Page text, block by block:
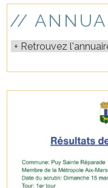
//
Retrouvez